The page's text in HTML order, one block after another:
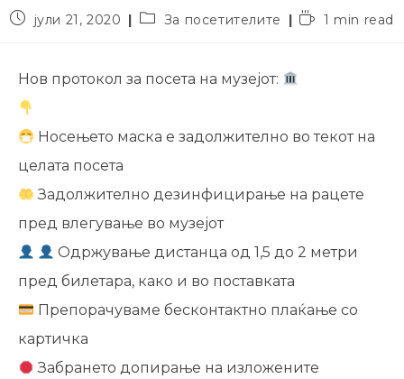
јули 21, 2020 За посетителите 1 min read
Нов протокол за посета на музејот:
Носењето маска е задолжително во текот на
целата посета
Задолжително дезинфицирање на рацете
пред влегување во музејот
Одржување дистанца од 1,5 до 2 метри
пред билетара, како и во поставката
Препорачуваме бесконтактно плаќање со
картичка
Забрането допирање на изложените